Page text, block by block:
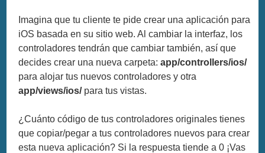
Imagina que tu cliente te pide crear una aplicación para
iOS basada en su sitio web. Al cambiar la interfaz, los
controladores tendrán que cambiar también, así que
decides crear una nueva carpeta:app/controllers/ios/
para alojar tus nuevos controladores y otra
app/views/ios/para tus vistas.
¿Cuánto código de tus controladores originales tienes
que copiar/pegar a tus controladores nuevos para crear
esta nueva aplicación? Si la respuesta tiende a 0 ¡Vas